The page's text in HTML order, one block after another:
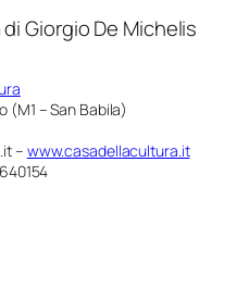
Giorgio De Michelis
(M1 – San Babila)
– www.casadellacultura.it